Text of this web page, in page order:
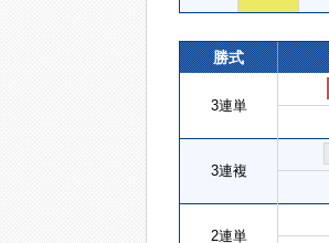
勝式
3連単
3連複
2連単